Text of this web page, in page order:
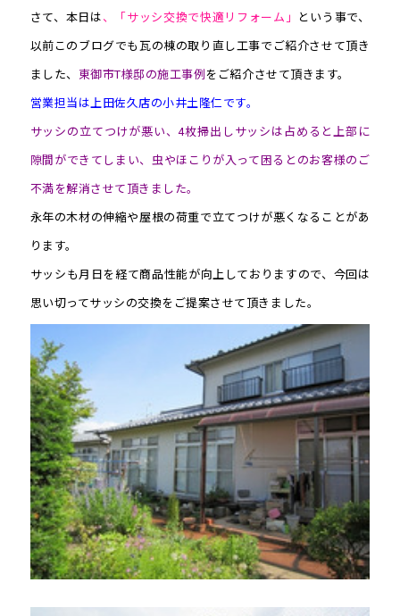
さて、本日は 、「サッシ交換で快適リフォーム」 という事で、
以前このブログでも瓦の棟の取り直し工事でご紹介させて頂き
ました、 東御市T様邸の施工事例 をご紹介させて頂きます。
営業担当は上田佐久店の小井土隆仁です。
サッシの立てつけが悪い、4枚掃出しサッシは占めると上部に
隙間ができてしまい、虫やほこりが入って困るとのお客様のご
不満を解消させて頂きました。
永年の木材の伸縮や屋根の荷重で立てつけが悪くなることがあ
ります。
サッシも月日を経て商品性能が向上しておりますので、今回は
思い切ってサッシの交換をご提案させて頂きました。